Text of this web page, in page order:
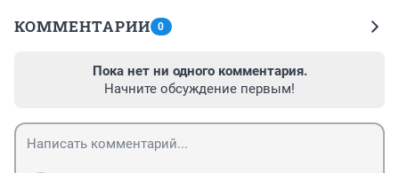
КОММЕНТАРИИ 0
Пока нет ни одного комментария.
Начните обсуждение первым!